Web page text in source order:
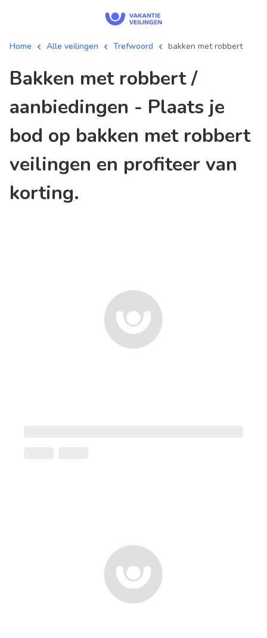
Home Alle veilingen Trefwoord bakken met robbert
bakken met robbert /
aanbiedingen - Plaats je
bod op bakken met robbert
veilingen en profiteer van
korting.